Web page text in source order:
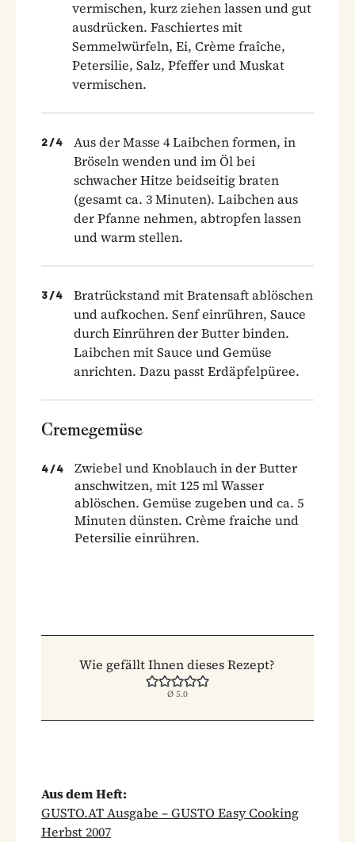
vermischen, kurz ziehen lassen und gut
ausdrücken. Faschiertes mit
Semmelwürfeln, Ei, Crème fraîche,
Petersilie, Salz, Pfeffer und Muskat
vermischen.
2/4
Aus der Masse 4 Laibchen formen, in
Bröseln wenden und im Öl bei
schwacher Hitze beidseitig braten
(gesamt ca. 3 Minuten). Laibchen aus
der Pfanne nehmen, abtropfen lassen
und warm stellen.
3/4
Bratrückstand mit Bratensaft ablöschen
und aufkochen. Senf einrühren, Sauce
durch Einrühren der Butter binden.
Laibchen mit Sauce und Gemüse
anrichten. Dazu passt Erdäpfelpüree.
Cremegemüse
4/4
Zwiebel und Knoblauch in der Butter
anschwitzen, mit 125 ml Wasser
ablöschen. Gemüse zugeben und ca. 5
Minuten dünsten. Crème fraiche und
Petersilie einrühren.
Wie gefällt Ihnen dieses Rezept?
Ø 5.0
Aus dem Heft:
GUSTO.AT Ausgabe – GUSTO Easy Cooking
Herbst 2007